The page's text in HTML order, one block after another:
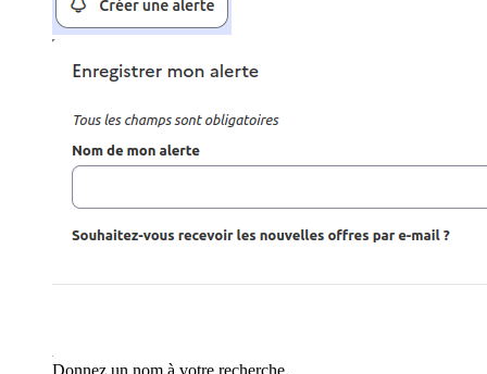
Donnez un nom à votre recherche.